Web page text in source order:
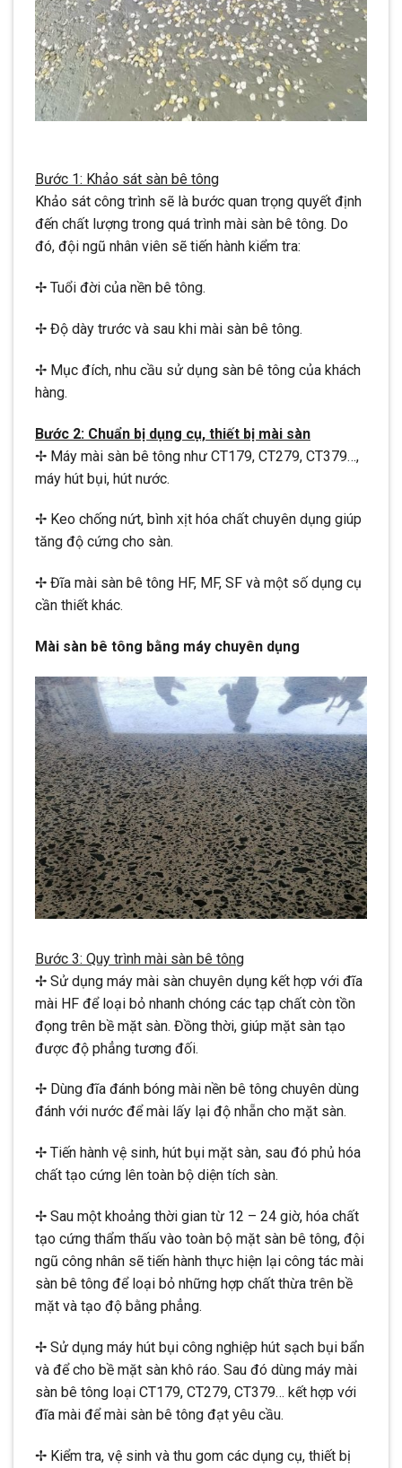
Bước 1: Khảo sát sàn bê tông
Khảo sát công trình sẽ là bước quan trọng quyết định
đến chất lượng trong quá trình mài sàn bê tông. Do
đó, đội ngũ nhân viên sẽ tiến hành kiểm tra:
✢ Tuổi đời của nền bê tông.
✢ Độ dày trước và sau khi mài sàn bê tông.
✢ Mục đích, nhu cầu sử dụng sàn bê tông của khách
hàng.
Bước 2: Chuẩn bị dụng cụ, thiết bị mài sàn
✢ Máy mài sàn bê tông như CT179, CT279, CT379…,
máy hút bụi, hút nước.
✢ Keo chống nứt, bình xịt hóa chất chuyên dụng giúp
tăng độ cứng cho sàn.
✢ Đĩa mài sàn bê tông HF, MF, SF và một số dụng cụ
cần thiết khác.
Mài sàn bê tông bằng máy chuyên dụng
Bước 3: Quy trình mài sàn bê tông
✢ Sử dụng máy mài sàn chuyên dụng kết hợp với đĩa
mài HF để loại bỏ nhanh chóng các tạp chất còn tồn
đọng trên bề mặt sàn. Đồng thời, giúp mặt sàn tạo
được độ phẳng tương đối.
✢ Dùng đĩa đánh bóng mài nền bê tông chuyên dùng
đánh với nước để mài lấy lại độ nhẵn cho mặt sàn.
✢ Tiến hành vệ sinh, hút bụi mặt sàn, sau đó phủ hóa
chất tạo cứng lên toàn bộ diện tích sàn.
✢ Sau một khoảng thời gian từ 12 – 24 giờ, hóa chất
tạo cứng thẩm thấu vào toàn bộ mặt sàn bê tông, đội
ngũ công nhân sẽ tiến hành thực hiện lại công tác mài
sàn bê tông để loại bỏ những hợp chất thừa trên bề
mặt và tạo độ bằng phẳng.
✢ Sử dụng máy hút bụi công nghiệp hút sạch bụi bẩn
và để cho bề mặt sàn khô ráo. Sau đó dùng máy mài
sàn bê tông loại CT179, CT279, CT379… kết hợp với
đĩa mài để mài sàn bê tông đạt yêu cầu.
✢ Kiểm tra, vệ sinh và thu gom các dụng cụ, thiết bị